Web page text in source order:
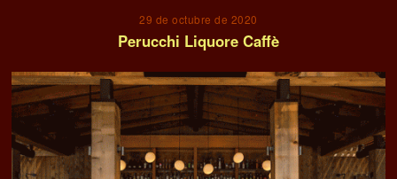
29 de octubre de 2020
Perucchi Liquore Caffè